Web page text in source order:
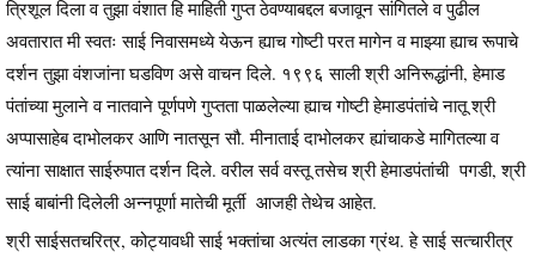
त्रिशूल दिला व तुझा वंशात हि माहिती गुप्त ठेवण्याबद्दल बजावून सांगितले व पुढील
अवतारात मी स्वतः साई निवासमध्ये येऊन ह्याच गोष्टी परत मागेन व माझ्या ह्याच रूपाचे
दर्शन तुझा वंशजांना घडविण असे वाचन दिले. १९९६ साली श्री अनिरूद्धांनी, हेमाड
पंतांच्या मुलाने व नातवाने पूर्णपणे गुप्तता पाळलेल्या ह्याच गोष्टी हेमाडपंतांचे नातू श्री
अप्पासाहेब दाभोलकर आणि नातसून सौ. मीनाताई दाभोलकर ह्यांचाकडे मागितल्या व
त्यांना साक्षात साईरुपात दर्शन दिले. वरील सर्व वस्तू तसेच श्री हेमाडपंतांची पगडी, श्री
साई बाबांनी दिलेली अन्नपूर्णा मातेची मूर्ती आजही तेथेच आहेत.
श्री साईसतचरित्र, कोट्यावधी साई भक्तांचा अत्यंत लाडका ग्रंथ. हे साई सत्चारीत्र